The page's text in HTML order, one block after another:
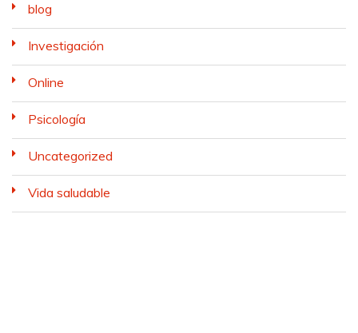
blog
Investigación
Online
Psicología
Uncategorized
Vida saludable